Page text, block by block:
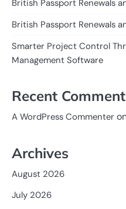
British Passport Renewals
British Passport Renewals
Smarter Project Control
Management Software
Recent
A WordPress Commenter
Archives
August 2026
July 2026